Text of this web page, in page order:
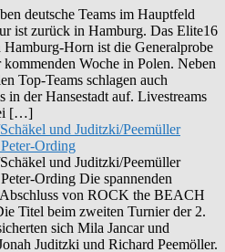
deutsche Teams im Hauptfeld
ist zurück in Hamburg. Das Elite16
Horn ist die Generalprobe
Woche in Polen. Neben
Top-Teams schlagen auch
in der Hansestadt auf. Livestreams
[…]
und Juditzki/Peemüller
Ording
und Juditzki/Peemüller
Ording Die spannenden
von ROCK the BEACH
Titel beim zweiten Turnier der 2.
sich Mila Jancar und
Juditzki und Richard Peemöller.